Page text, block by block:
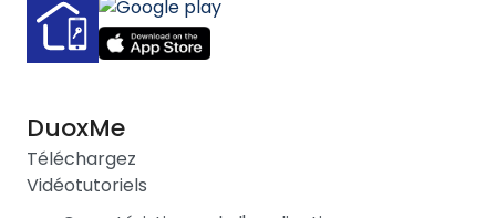
DuoxMe
Téléchargez
Vidéotutoriels